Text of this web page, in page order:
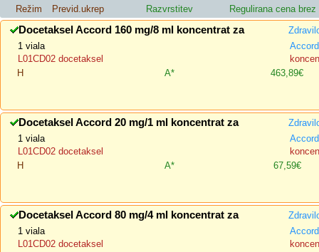
Režim
Previd.ukrep Razvrstitev Regulirana cena brez
Docetaksel Accord 160 mg/8 ml koncentrat za
1 viala
L01CD02 docetaksel
H
A* 463,89€
Docetaksel Accord 20 mg/1 ml koncentrat za
1 viala
L01CD02 docetaksel
H
A* 67,59€
Docetaksel Accord 80 mg/4 ml koncentrat za
1 viala
L01CD02 docetaksel